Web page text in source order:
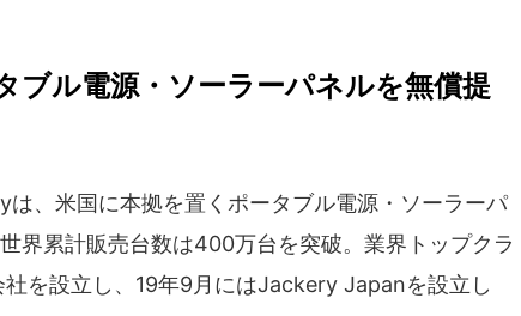
ブル電源・ソーラーパネルを無償提
、米国に本拠を置くポータブル電源・ソーラーパ
界累計販売台数は400万台を突破。業界トップクラ
を設立し、19年9月にはJackery Japanを設立し